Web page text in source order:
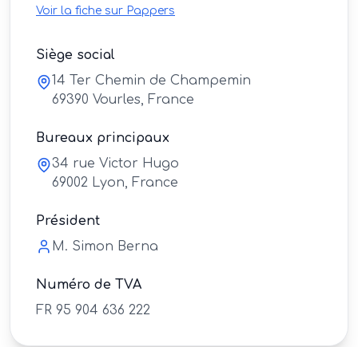
Voir la fiche sur Pappers
Siège social
14 Ter Chemin de Champemin
69390 Vourles, France
Bureaux principaux
34 rue Victor Hugo
69002 Lyon, France
Président
M. Simon Berna
Numéro de TVA
FR 95 904 636 222